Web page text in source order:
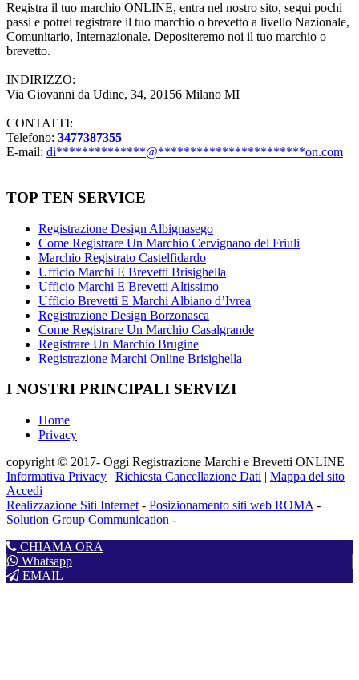
Registra il tuo marchio ONLINE, entra nel nostro sito, segui pochi
passi e potrei registrare il tuo marchio o brevetto a livello Nazionale,
Comunitario, Internazionale. Depositeremo noi il tuo marchio o
brevetto.
INDIRIZZO:
Via Giovanni da Udine, 34, 20156 Milano MI
CONTATTI:
Telefono: 3477387355
E-mail: di**************@***********************on.com
TOP TEN SERVICE
Registrazione Design Albignasego
Come Registrare Un Marchio Cervignano del Friuli
Marchio Registrato Castelfidardo
Ufficio Marchi E Brevetti Brisighella
Ufficio Marchi E Brevetti Altissimo
Ufficio Brevetti E Marchi Albiano d’Ivrea
Registrazione Design Borzonasca
Come Registrare Un Marchio Casalgrande
Registrare Un Marchio Brugine
Registrazione Marchi Online Brisighella
I NOSTRI PRINCIPALI SERVIZI
Home
Privacy
copyright © 2017- Oggi Registrazione Marchi e Brevetti ONLINE
Informativa Privacy | Richiesta Cancellazione Dati | Mappa del sito |
Accedi
Realizzazione Siti Internet - Posizionamento siti web ROMA -
Solution Group Communication -
CHIAMA ORA
Whatsapp
EMAIL